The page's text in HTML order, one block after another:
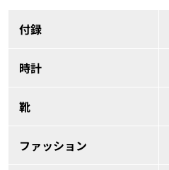
付録
時計
靴
ファッション